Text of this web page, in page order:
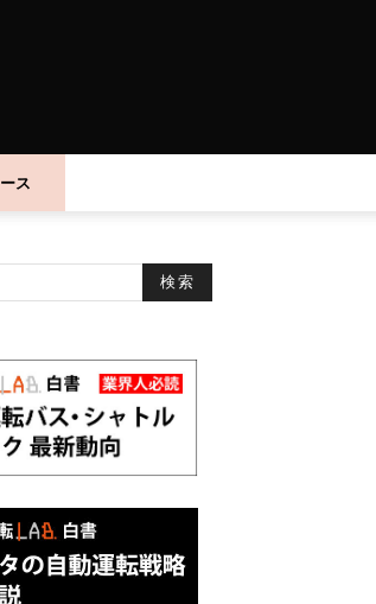
ス